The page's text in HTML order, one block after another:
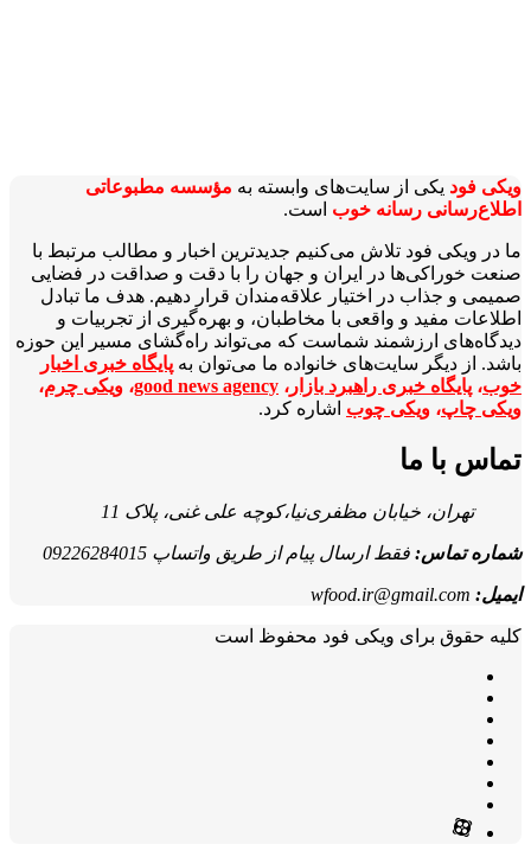
ویکی‌ فود یکی از سایت‌های وابسته به مؤسسه مطبوعاتی
اطلاع‌رسانی رسانه خوب است.
ما در ویکی‌ فود تلاش می‌کنیم جدیدترین اخبار و مطالب مرتبط با
صنعت خوراکی‌ها در ایران و جهان را با دقت و صداقت در فضایی
صمیمی و جذاب در اختیار علاقه‌مندان قرار دهیم. هدف ما تبادل
اطلاعات مفید و واقعی با مخاطبان، و بهره‌گیری از تجربیات و
دیدگاه‌های ارزشمند شماست که می‌تواند راه‌گشای مسیر این حوزه
باشد. از دیگر سایت‌های خانواده ما می‌توان به پایگاه خبری اخبار
خوب، پایگاه خبری راهبرد بازار ، good news agency، ویکی چرم،
ویکی چاپ، ویکی چوب اشاره کرد.
تماس با ما
تهران، خیابان مظفری‌نیا،کوچه علی غنی، پلاک 11
شماره تماس: فقط ارسال پیام از طریق واتساپ 09226284015
ایمیل: wfood.ir@gmail.com
کلیه حقوق برای ویکی فود محفوظ است